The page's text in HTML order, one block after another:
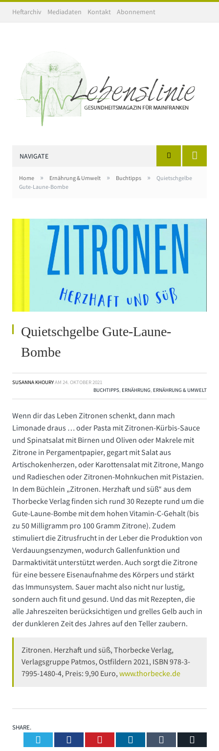
Heftarchiv Mediadaten Kontakt Abonnement
NAVIGATE
Home » Ernährung & Umwelt » Buchtipps »
Quietschgelbe
Gute-Laune-Bombe
Quietschgelbe Gute-Laune-
Bombe
SUSANNA KHOURYAM 24. OKTOBER 2021
BUCHTIPPS, ERNÄHRUNG, ERNÄHRUNG & UMWELT
Wenn dir das Leben Zitronen schenkt, dann mach
Limonade draus … oder Pasta mit Zitronen-Kürbis-Sauce
und Spinatsalat mit Birnen und Oliven oder Makrele mit
Zitrone in Pergamentpapier, gegart mit Salat aus
Artischokenherzen, oder Karottensalat mit Zitrone, Mango
und Radieschen oder Zitronen-Mohnkuchen mit Pistazien.
In dem Büchlein „Zitronen. Herzhaft und süß“ aus dem
Thorbecke Verlag finden sich rund 30 Rezepte rund um die
Gute-Laune-Bombe mit dem hohen Vitamin-C-Gehalt (bis
zu 50 Milligramm pro 100 Gramm Zitrone). Zudem
stimuliert die Zitrusfrucht in der Leber die Produktion von
Verdauungsenzymen, wodurch Gallenfunktion und
Darmaktivität unterstützt werden. Auch sorgt die Zitrone
für eine bessere Eisenaufnahme des Körpers und stärkt
das Immunsystem. Sauer macht also nicht nur lustig,
sondern auch fit und gesund. Und das mit Rezepten, die
alle Jahreszeiten berücksichtigen und grelles Gelb auch in
der dunkleren Zeit des Jahres auf den Teller zaubern.
Zitronen. Herzhaft und süß, Thorbecke Verlag,
Verlagsgruppe Patmos, Ostfildern 2021, ISBN 978-3-
7995-1480-4, Preis: 9,90 Euro, www.thorbecke.de
SHARE.
Twitter Facebook Pinterest LinkedIn Tumblr